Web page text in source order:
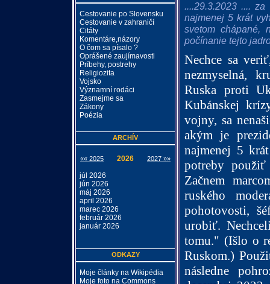
....29.3.2023 ....
najmenej 5 krát
svetom chápané,
počínanie tejto
Nechce sa
nezmyselná,
Ruska proti
Kubánskej
vojny, sa
akým je
najmenej 5
potreby
Začnem
ruského
pohotovosti,
urobiť.
tomu." (Išlo o
Ruskom.)
následne
Cestovanie po Slovensku
Cestovanie v zahraničí
Citáty
Komentáre,názory
O čom sa písalo ?
Oprášené zaujímavosti
Príbehy, postrehy
Religiozita
Vojsko
Významní rodáci
Zasmejme sa
Zákony
Poézia
ARCHÍV
«« 2025 2026 2027 »»
júl 2026
jún 2026
máj 2026
april 2026
marec 2026
február 2026
január 2026
ODKAZY
Moje články na Wikipédia
Moje foto na Commons